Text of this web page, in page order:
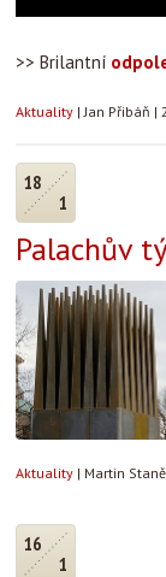
>> Brilantní
Aktuality |Jan Přibáň |
18
1
Palachův
Aktuality | Martin
16
1